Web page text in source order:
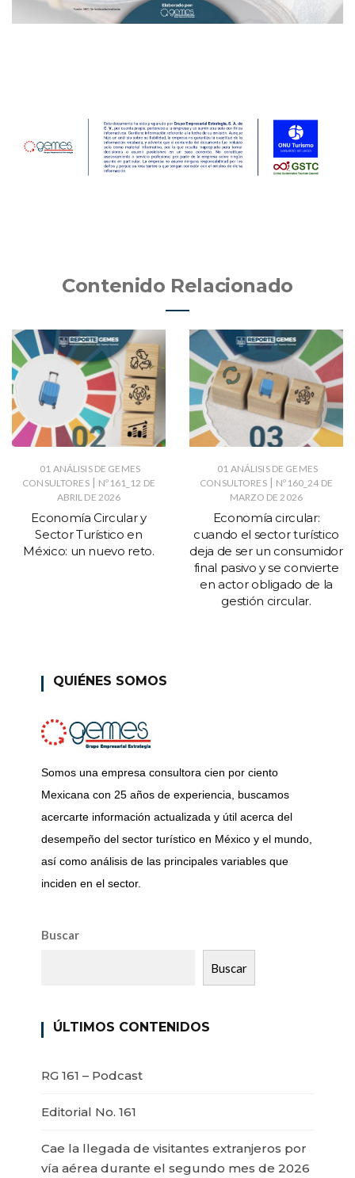
Contenido Relacionado
01 ANÁLISIS DE GEMES
CONSULTORES
Nº161_12 DE
ABRIL DE 2026
Economía Circular y
Sector Turístico en
México: un nuevo reto.
01 ANÁLISIS DE GEMES
CONSULTORES
Nº160_24 DE
MARZO DE 2026
Economía circular:
cuando el sector turístico
deja de ser un consumidor
final pasivo y se convierte
en actor obligado de la
gestión circular.
QUIÉNES SOMOS
Somos una empresa consultora cien por ciento
Mexicana con 25 años de experiencia, buscamos
acercarte información actualizada y útil acerca del
desempeño del sector turístico en México y el mundo,
así como análisis de las principales variables que
inciden en el sector.
Buscar
Buscar
ÚLTIMOS CONTENIDOS
RG 161 – Podcast
Editorial No. 161
Cae la llegada de visitantes extranjeros por
vía aérea durante el segundo mes de 2026